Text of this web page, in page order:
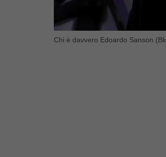
Chi è davvero Edoardo Sanson